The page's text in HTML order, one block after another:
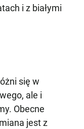
i z białymi
się w
ale i
Obecne
jest z